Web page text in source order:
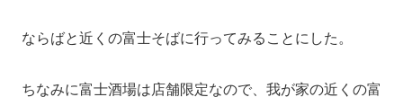
ならばと近くの富士そばに行ってみることにした。
ちなみに富士酒場は店舗限定なので、我が家の近くの富